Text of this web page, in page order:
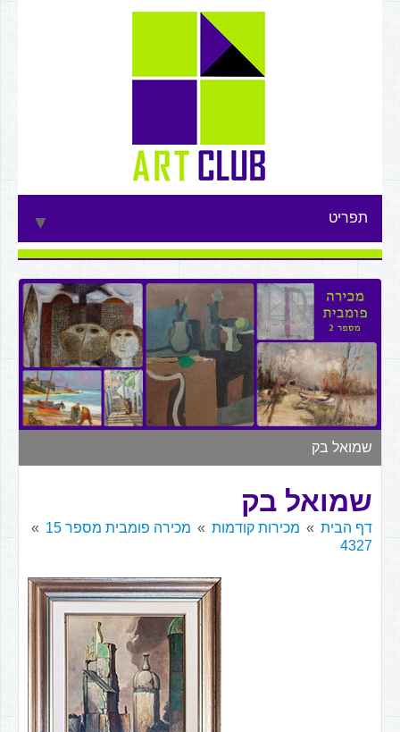
תפריט ▼
▼
▼
▼
▼
שמואל בק
שמואל בק
דף הבית מכירות קודמות
מכירה פומבית מספר 15
4327